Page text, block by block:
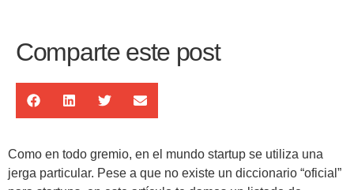
Comparte este post
Como en todo gremio, en el mundo startup se utiliza una
jerga particular. Pese a que no existe un diccionario “oficial”